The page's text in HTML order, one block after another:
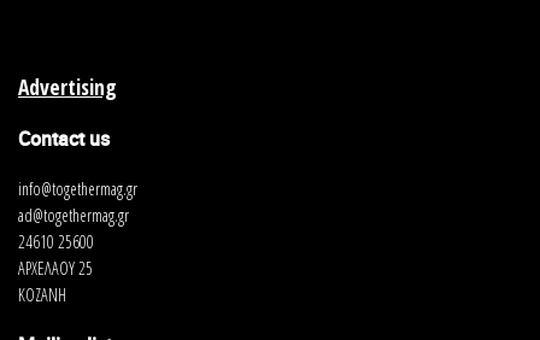
Advertising
Contact us
info@togethermag.gr
ad@togethermag.gr
24610 25600
ΑΡΧΕΛΑΟΥ 25
ΚΟΖΑΝΗ